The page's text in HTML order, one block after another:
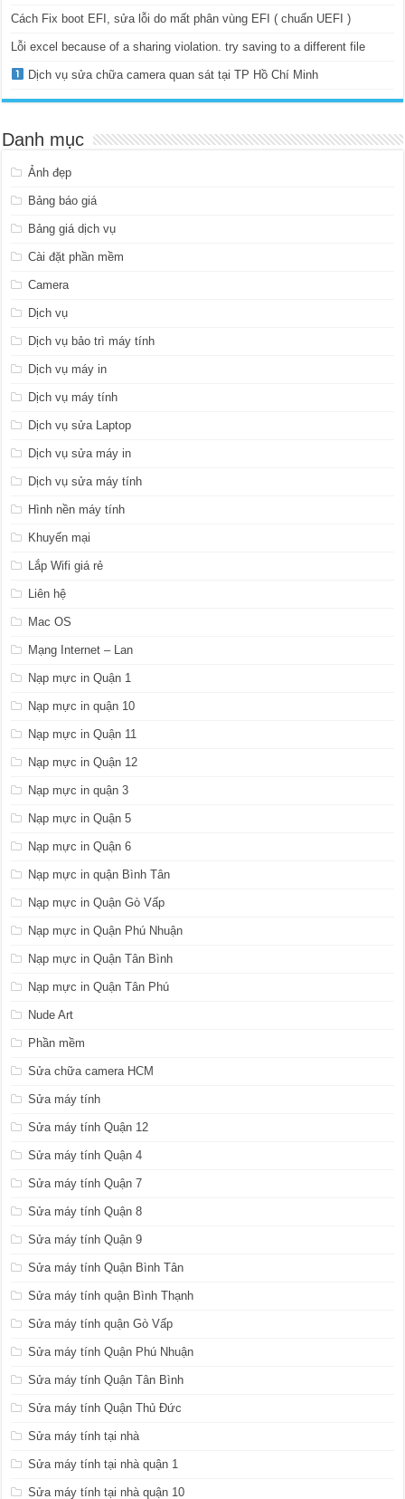
Cách Fix boot EFI, sửa lỗi do mất phân vùng EFI ( chuẩn UEFI )
Lỗi excel because of a sharing violation. try saving to a different file
Dịch vụ sửa chữa camera quan sát tại TP Hồ Chí Minh
Danh mục
Ảnh đẹp
Bảng báo giá
Bảng giá dịch vụ
Cài đặt phần mềm
Camera
Dịch vụ
Dịch vụ bảo trì máy tính
Dịch vụ máy in
Dịch vụ máy tính
Dịch vụ sửa Laptop
Dịch vụ sửa máy in
Dịch vụ sửa máy tính
Hình nền máy tính
Khuyến mại
Lắp Wifi giá rẻ
Liên hệ
Mac OS
Mạng Internet – Lan
Nạp mực in Quận 1
Nạp mực in quận 10
Nạp mực in Quận 11
Nạp mực in Quận 12
Nạp mực in quận 3
Nạp mực in Quận 5
Nạp mực in Quận 6
Nạp mực in quận Bình Tân
Nạp mực in Quận Gò Vấp
Nạp mực in Quận Phú Nhuận
Nạp mực in Quận Tân Bình
Nạp mực in Quận Tân Phú
Nude Art
Phần mềm
Sửa chữa camera HCM
Sửa máy tính
Sửa máy tính Quận 12
Sửa máy tính Quận 4
Sửa máy tính Quận 7
Sửa máy tính Quận 8
Sửa máy tính Quận 9
Sửa máy tính Quận Bình Tân
Sửa máy tính quận Bình Thạnh
Sửa máy tính quận Gò Vấp
Sửa máy tính Quận Phú Nhuận
Sửa máy tính Quận Tân Bình
Sửa máy tính Quận Thủ Đức
Sửa máy tính tại nhà
Sửa máy tính tại nhà quận 1
Sửa máy tính tại nhà quận 10